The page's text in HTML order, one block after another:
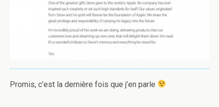
Promis, c’est la dernière fois que j’en parle